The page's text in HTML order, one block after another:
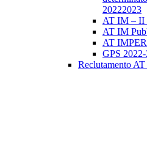
20222023
AT IM – II
AT IM
AT
GPS
Reclutamento